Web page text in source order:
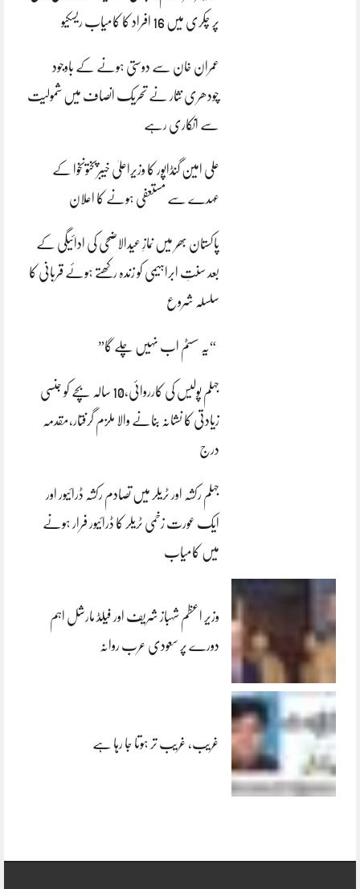
پر چکری میں 16 افراد کا کامیاب ریسکیو
عمران خان سے دوستی ہونے کے باوجود
چودھری نثار نے تحریک انصاف میں شمولیت
سے انکاری رہے
علی امین گنڈاپور کا وزیراعلیٰ خیبرپختونخوا کے
عہدے سے مستعفی ہونے کا اعلان
پاکستان بھر میں نمازِ عیدالاضحی کی ادائیگی کے
بعد سنتِ ابراہیمی کو زندہ رکھتے ہوئے قربانی کا
سلسلہ شروع
“یہ سسٹم اب نہیں چلے گا”
جہلم پولیس کی کارروائی،10 سالہ بچے کو جنسی
زیادتی کا نشانہ بنانے والا ملزم گرفتار،مقدمہ
درج
جہلم رکشہ اور ٹریلر میں تصادم رکشہ ڈرائیور اور
ایک عورت زخمی ٹریلر کا ڈرائیور فرار ہونے
میں کامیاب
وزیر اعظم شہباز شریف اور فیلڈ مارشل اہم
دورے پر سعودی عرب روانہ
غریب، غریب تر ہوتا جا رہا ہے